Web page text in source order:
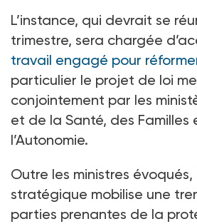
L’instance, qui devrait se
trimestre, sera chargée
travail engagé pour
particulier le projet de loi
conjointement par les
et de la Santé, des Familles
l’Autonomie.
Outre les ministres
stratégique mobilise une
parties prenantes de la